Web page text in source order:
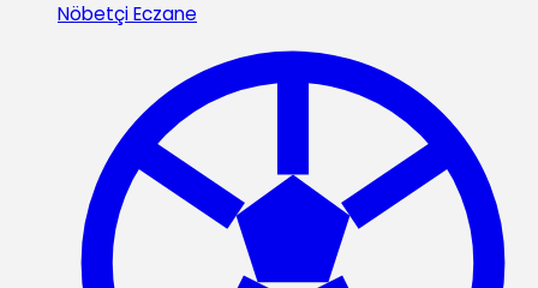
Nöbetçi Eczane